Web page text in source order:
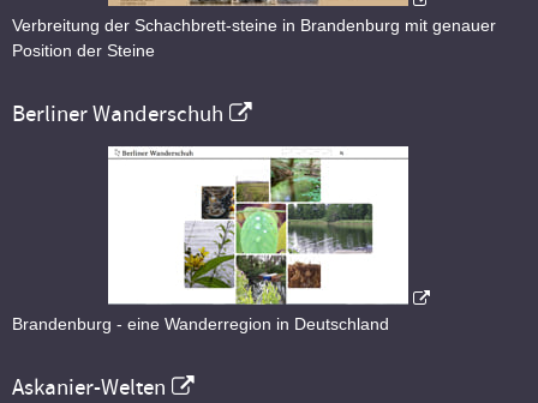
Verbreitung der Schachbrett-steine in Brandenburg mit genauer
Position der Steine
Berliner Wanderschuh
Brandenburg - eine Wanderregion in Deutschland
Askanier-Welten